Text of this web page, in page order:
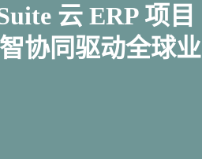
云 ERP 项目
协同驱动全球业